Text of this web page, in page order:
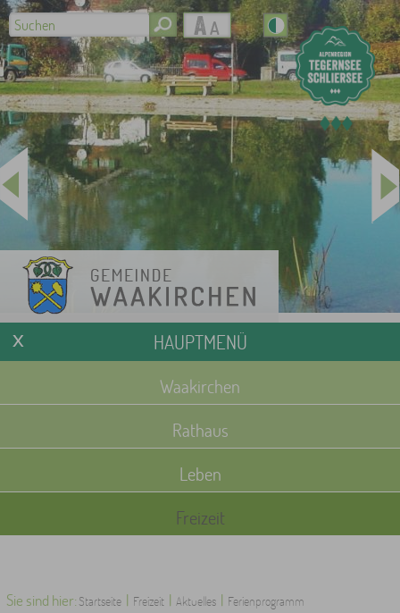
HAUPTMENÜ
Waakirchen
Rathaus
Leben
Freizeit
Sie sind hier: Startseite | Freizeit | Aktuelles | Ferienprogramm